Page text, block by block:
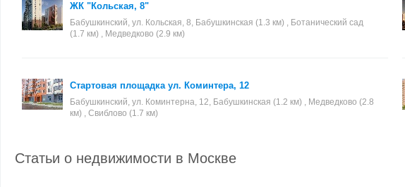
ЖК "Кольская, 8"
Бабушкинский, ул. Кольская, 8, Бабушкинская (1.3 км) , Ботанический сад
(1.7 км) , Медведково (2.9 км)
Стартовая площадка ул. Коминтера, 12
Бабушкинский, ул. Коминтерна, 12, Бабушкинская (1.2 км) , Медведково (2.8
км) , Свиблово (1.7 км)
Статьи о недвижимости в Москве